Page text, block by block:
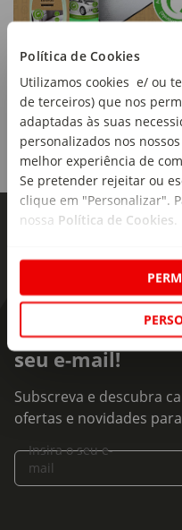
Política de Cookies
Utilizamos cookies e/ ou
de terceiros) que nos
adaptadas às suas
personalizados nos
melhor experiência de
Se pretender rejeitar ou
clique em "Personalizar".
nossa Política de Cookies
As novidades
seu e-mail!
Subscreva e descubra
ofertas e novidades
Insira o seu e-
mail